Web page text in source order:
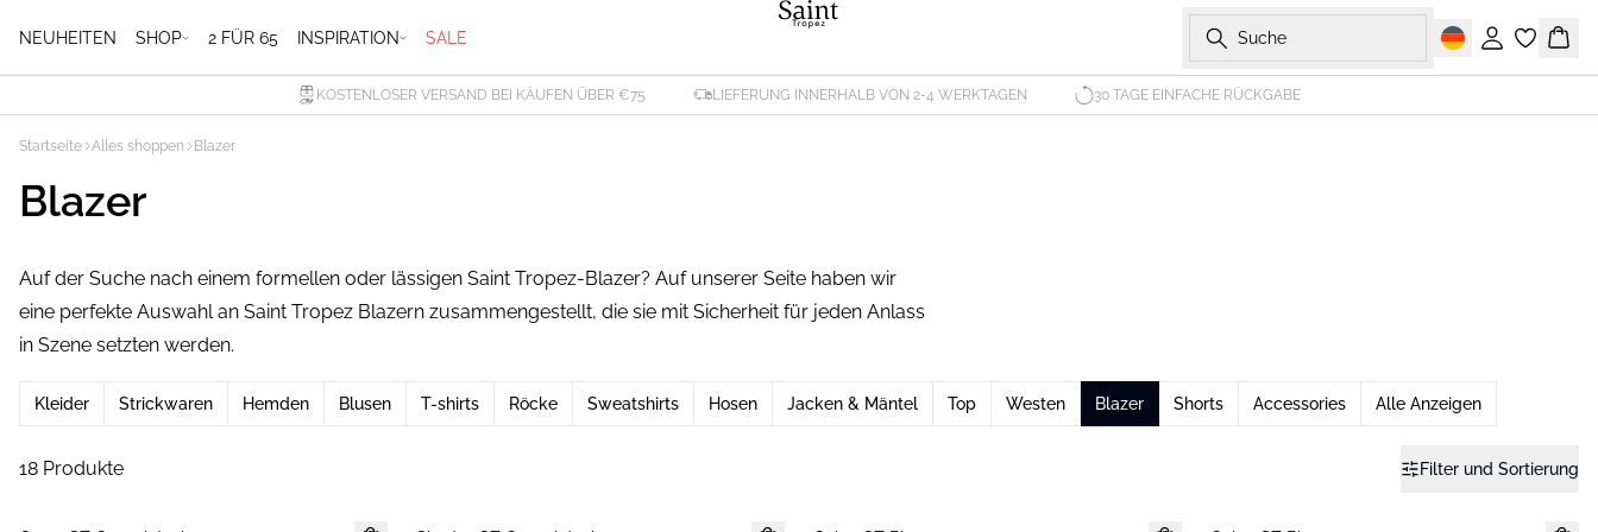
NEUHEITEN SHOP 2 FÜR 65 INSPIRATION SALE Suche
Einloggen
KOSTENLOSER VERSAND BEI KÄUFEN ÜBER €75 LIEFERUNG INNERHALB VON 2-4 WERKTAGEN 30 TAGE EINFACHE RÜCKGABE
Startseite Alles shoppen Blazer
Blazer
Auf der Suche nach einem formellen oder lässigen Saint Tropez-Blazer? Auf unserer Seite haben wir
eine perfekte Auswahl an Saint Tropez Blazern zusammengestellt, die sie mit Sicherheit für jeden Anlass
in Szene setzten werden.
Kleider Strickwaren Hemden Blusen T-shirts Röcke Sweatshirts Hosen Jacken & Mäntel Top Westen Blazer Shorts Accessories Alle Anzeigen
18 Produkte Filter und Sortierung